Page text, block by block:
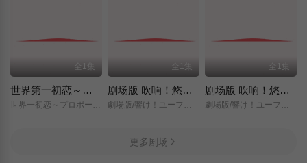
全1集
世界第一初恋～求婚篇～
全1集
剧场版 吹响！悠风号～想要传达的旋律～
全1集
剧场版 吹响！悠风号～誓言的终章～
更多剧场